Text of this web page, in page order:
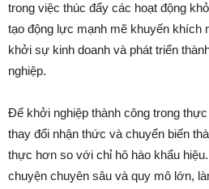
trong việc thúc đẩy các hoạt động
tạo động lực mạnh mẽ khuyến khích
khởi sự kinh doanh và phát triển
nghiệp.
Để khởi nghiệp thành công trong
thay đổi nhận thức và chuyển biến
thực hơn so với chỉ hô hào khẩu
chuyện chuyên sâu và quy mô lớn,